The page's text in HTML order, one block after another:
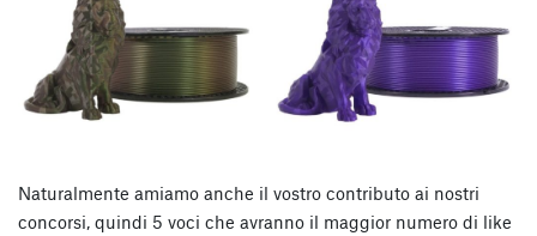
Naturalmente amiamo anche il vostro contributo ai nostri
concorsi, quindi 5 voci che avranno il maggior numero di like